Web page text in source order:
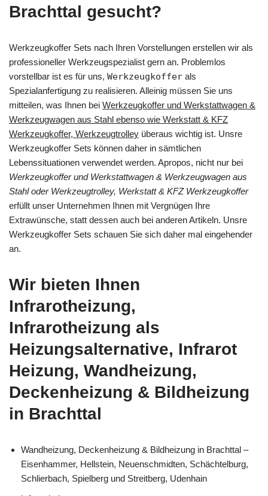
Brachttal gesucht?
Werkzeugkoffer Sets nach Ihren Vorstellungen erstellen wir als
professioneller Werkzeugspezialist gern an. Problemlos
vorstellbar ist es für uns, Werkzeugkoffer als
Spezialanfertigung zu realisieren. Alleinig müssen Sie uns
mitteilen, was Ihnen bei Werkzeugkoffer und Werkstattwagen &
Werkzeugwagen aus Stahl ebenso wie Werkstatt & KFZ
Werkzeugkoffer, Werkzeugtrolley überaus wichtig ist. Unsre
Werkzeugkoffer Sets können daher in sämtlichen
Lebenssituationen verwendet werden. Apropos, nicht nur bei
Werkzeugkoffer und Werkstattwagen & Werkzeugwagen aus
Stahl oder Werkzeugtrolley, Werkstatt & KFZ Werkzeugkoffer
erfüllt unser Unternehmen Ihnen mit Vergnügen Ihre
Extrawünsche, statt dessen auch bei anderen Artikeln. Unsre
Werkzeugkoffer Sets schauen Sie sich daher mal eingehender
an.
Wir bieten Ihnen
Infrarotheizung,
Infrarotheizung als
Heizungsalternative, Infrarot
Heizung, Wandheizung,
Deckenheizung & Bildheizung
in Brachttal
Wandheizung, Deckenheizung & Bildheizung in Brachttal –
Eisenhammer, Hellstein, Neuenschmidten, Schächtelburg,
Schlierbach, Spielberg und Streitberg, Udenhain